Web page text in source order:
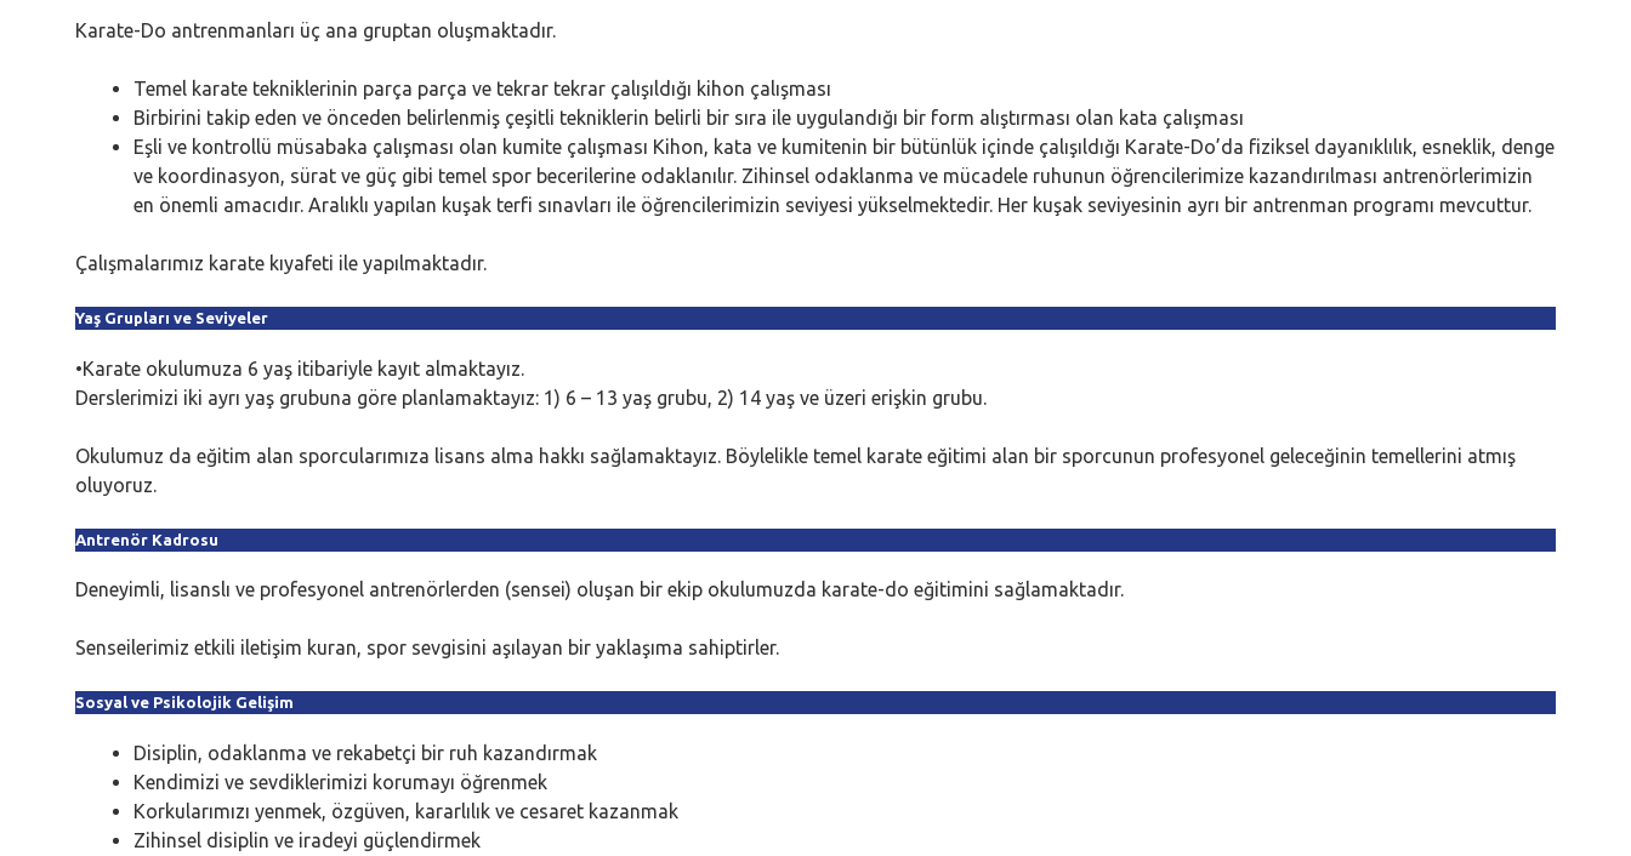
Karate-Do antrenmanları üç ana gruptan oluşmaktadır.
Temel karate tekniklerinin parça parça ve tekrar tekrar çalışıldığı kihon çalışması
Birbirini takip eden ve önceden belirlenmiş çeşitli tekniklerin belirli bir sıra ile uygulandığı bir form alıştırması olan kata çalışması
Eşli ve kontrollü müsabaka çalışması olan kumite çalışması Kihon, kata ve kumitenin bir bütünlük içinde çalışıldığı Karate-Do’da fiziksel dayanıklılık, esneklik, denge
ve koordinasyon, sürat ve güç gibi temel spor becerilerine odaklanılır. Zihinsel odaklanma ve mücadele ruhunun öğrencilerimize kazandırılması antrenörlerimizin
en önemli amacıdır. Aralıklı yapılan kuşak terfi sınavları ile öğrencilerimizin seviyesi yükselmektedir. Her kuşak seviyesinin ayrı bir antrenman programı mevcuttur.
Çalışmalarımız karate kıyafeti ile yapılmaktadır.
Yaş Grupları ve Seviyeler
•Karate okulumuza 6 yaş itibariyle kayıt almaktayız.
Derslerimizi iki ayrı yaş grubuna göre planlamaktayız: 1) 6 – 13 yaş grubu, 2) 14 yaş ve üzeri erişkin grubu.
Okulumuz da eğitim alan sporcularımıza lisans alma hakkı sağlamaktayız. Böylelikle temel karate eğitimi alan bir sporcunun profesyonel geleceğinin temellerini atmış
oluyoruz.
Antrenör Kadrosu
Deneyimli, lisanslı ve profesyonel antrenörlerden (sensei) oluşan bir ekip okulumuzda karate-do eğitimini sağlamaktadır.
Senseilerimiz etkili iletişim kuran, spor sevgisini aşılayan bir yaklaşıma sahiptirler.
Sosyal ve Psikolojik Gelişim
Disiplin, odaklanma ve rekabetçi bir ruh kazandırmak
Kendimizi ve sevdiklerimizi korumayı öğrenmek
Korkularımızı yenmek, özgüven, kararlılık ve cesaret kazanmak
Zihinsel disiplin ve iradeyi güçlendirmek